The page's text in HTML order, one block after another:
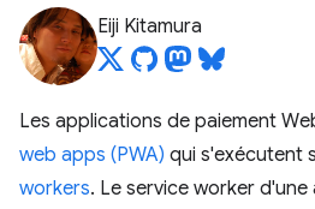
Eiji Kitamura
Les applications de paiement
web apps (PWA) qui s'exécutent
workers. Le service worker